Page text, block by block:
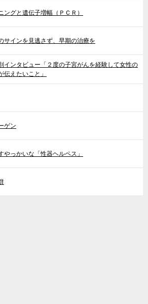
ングと遺伝子増幅（ＰＣＲ）
サインを見逃さず、早期の治療を
インタビュー「２度の子宮がんを経験して女性の
伝えたいこと」
ゲン
やっかいな「性器ヘルペス」